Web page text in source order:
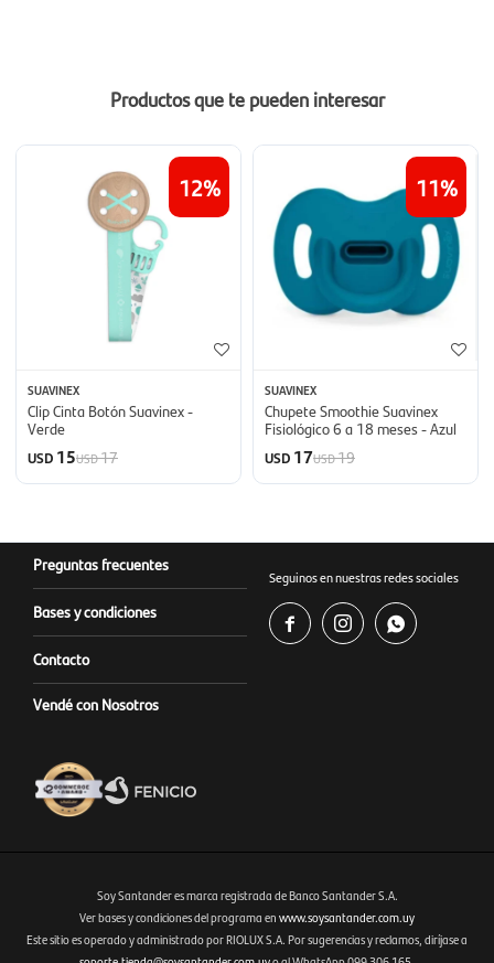
Productos que te pueden interesar
12
SUAVINEX
Clip Cinta Botón Suavinex -
Verde
USD 15USD17
11
SUAVINEX
Chupete Smoothie Suavinex
Fisiológico 6 a 18 meses - Azul
USD 17USD19
Preguntas frecuentes
Bases y condiciones
Contacto
Vendé con Nosotros
Seguinos en nuestras redes sociales
  
Fenicio eCommerce Uruguay
Soy Santander es marca registrada de Banco Santander S.A.
Ver bases y condiciones del programa en www.soysantander.com.uy
Este sitio es operado y administrado por RIOLUX S.A. Por sugerencias y reclamos, diríjase a